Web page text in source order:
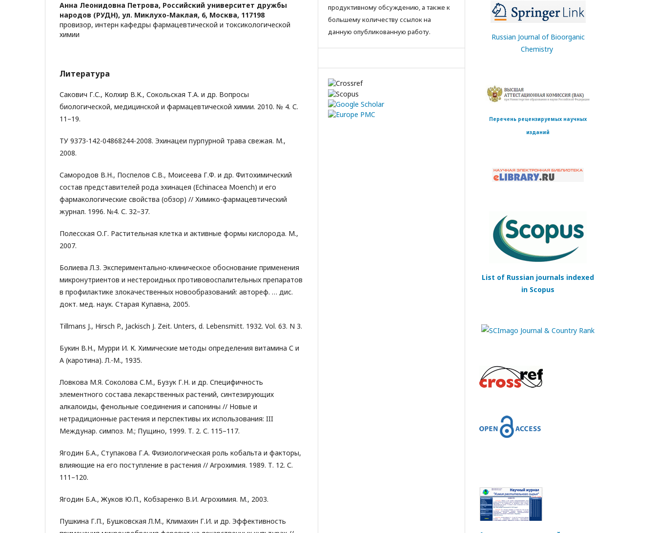
Анна Леонидовна Петрова, Российский университет дружбы
народов (РУДН), ул. Миклухо-Маклая, 6, Москва, 117198
провизор, интерн кафедры фармацевтической и токсикологической
химии
Литература
Сакович Г.С., Колхир В.К., Сокольская Т.А. и др. Вопросы
биологической, медицинской и фармацевтической химии. 2010. № 4. С.
11–19.
ТУ 9373-142-04868244-2008. Эхинацеи пурпурной трава свежая. М.,
2008.
Самородов В.Н., Поспелов С.В., Моисеева Г.Ф. и др. Фитохимический
состав представителей рода эхинацея (Echinacea Moench) и его
фармакологические свойства (обзор) // Химико-фармацевтический
журнал. 1996. №4. С. 32–37.
Полесская О.Г. Растительная клетка и активные формы кислорода. М.,
2007.
Болиева Л.З. Экспериментально-клиническое обоснование применения
микронутриентов и нестероидных противовоспалительных препаратов
в профилактике злокачественных новообразований: автореф. … дис.
докт. мед. наук. Старая Купавна, 2005.
Tillmans J., Hirsch P., Jackisch J. Zeit. Unters, d. Lebensmitt. 1932. Vol. 63. N 3.
Букин В.Н., Мурри И. К. Химические методы определения витамина С и
А (каротина). Л.-М., 1935.
Ловкова М.Я. Соколова С.М., Бузук Г.Н. и др. Специфичность
элементного состава лекарственных растений, синтезирующих
алкалоиды, фенольные соединения и сапонины // Новые и
нетрадиционные растения и перспективы их использования: III
Междунар. симпоз. М.; Пущино, 1999. Т. 2. С. 115–117.
Ягодин Б.А., Ступакова Г.А. Физиологическая роль кобальта и факторы,
влияющие на его поступление в растения // Агрохимия. 1989. Т. 12. С.
111–120.
Ягодин Б.А., Жуков Ю.П., Кобзаренко В.И. Агрохимия. М., 2003.
Пушкина Г.П., Бушковская Л.М., Климахин Г.И. и др. Эффективность
продуктивному обсуждению, а также к
большему количеству ссылок на
данную опубликованную работу.
Russian Journal of Bioorganic
Chemistry
Перечень рецензируемых научных
изданий
List of Russian journals indexed
in Scopus